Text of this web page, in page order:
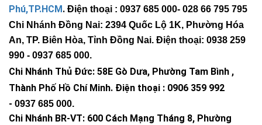
Phú,TP.HCM . Điện thoại : 0937 685 000- 028 66 795 795
Chi Nhánh Đồng Nai: 2394 Quốc Lộ 1K, Phường Hóa
An, TP. Biên Hòa, Tỉnh Đồng Nai. Điện thoại: 0938 259
990 - 0937 685 000.
Chi Nhánh Thủ Đức: 58E Gò Dưa, Phường Tam Bình ,
Thành Phố Hồ Chí Minh. Điện thoại : 0906 359 992
- 0937 685 000.
Chi Nhánh BR-VT: 600 Cách Mạng Tháng 8, Phường